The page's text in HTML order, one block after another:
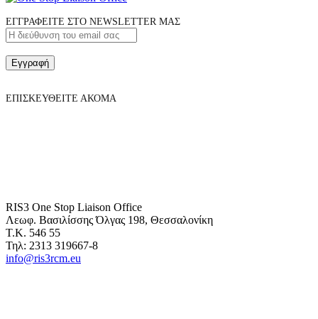
ΕΓΓΡΑΦΕΙΤΕ ΣΤΟ NEWSLETTER ΜΑΣ
Εγγραφή
ΕΠΙΣΚΕΥΘΕΙΤΕ ΑΚΟΜΑ
RIS3 One Stop Liaison Office
Λεωφ. Βασιλίσσης Όλγας 198, Θεσσαλονίκη
Τ.Κ. 546 55
Τηλ: 2313 319667-8
info@ris3rcm.eu